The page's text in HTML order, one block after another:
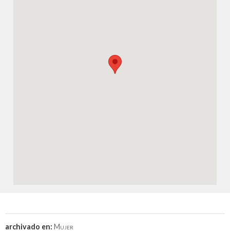
archivado en: Mujer